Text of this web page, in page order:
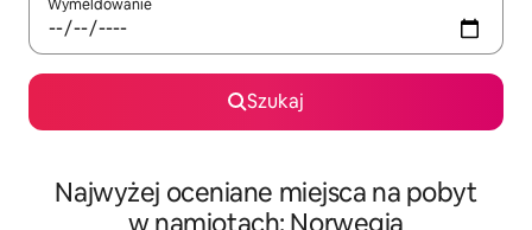
Wymeldowanie
Szukaj
Najwyżej oceniane miejsca na pobyt